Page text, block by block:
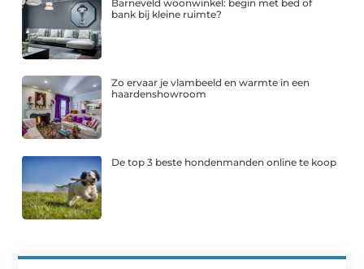
Barneveld woonwinkel: begin met bed of
bank bij kleine ruimte?
Zo ervaar je vlambeeld en warmte in een
haardenshowroom
De top 3 beste hondenmanden online te koop